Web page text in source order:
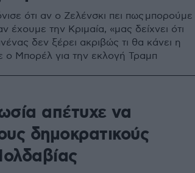
ότι αν ο Ζελένσκι πει πως μπορούμε
έχουμε την Κριμαία, «μας δείχνει ότι
δεν ξέρει ακριβώς τι θα κάνει η
Μπορέλ για την εκλογή Τραμπ
απέτυχε να
δημοκρατικούς